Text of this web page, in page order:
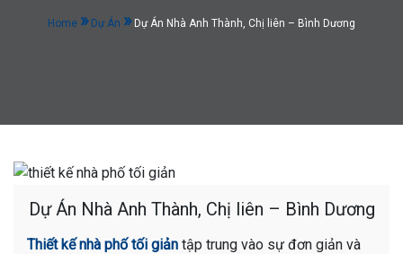
Home Dự Án Dự Án Nhà Anh Thành, Chị liên – Bình Dương
Dự Án Nhà Anh Thành, Chị liên – Bình Dương
Thiết kế nhà phố tối giản tập trung vào sự đơn giản và